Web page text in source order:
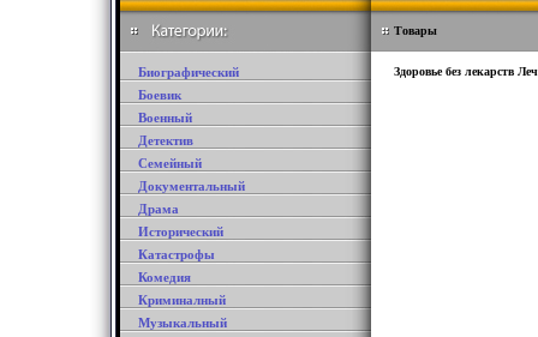
Биографический
Боевик
Военный
Детектив
Семейный
Документальный
Драма
Исторический
Катастрофы
Комедия
Криминалный
Музыкальный
Товары
Здоровье без лекарств